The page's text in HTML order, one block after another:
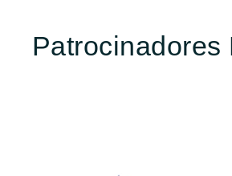
Patrocinadores